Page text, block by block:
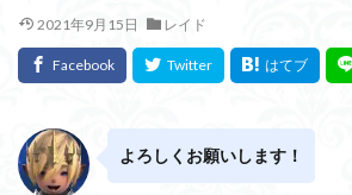
2021年9月15日 レイド
よろしくお願いします！